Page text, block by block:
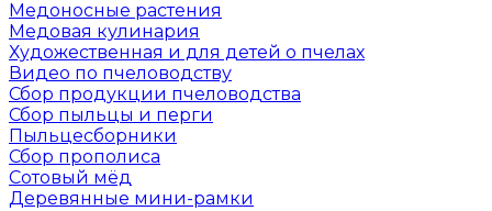
Медоносные растения
Медовая кулинария
Художественная и для детей о пчелах
Видео по пчеловодству
Сбор продукции пчеловодства
Сбор пыльцы и перги
Пыльцесборники
Сбор прополиса
Сотовый мёд
Деревянные мини-рамки